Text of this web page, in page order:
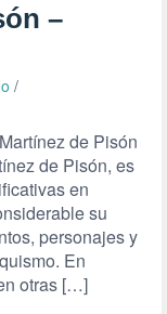
–
/
de Pisón
de Pisón, es
en
su
personajes y
En
otras […]